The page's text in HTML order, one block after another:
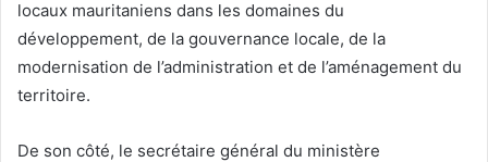
locaux mauritaniens dans les domaines du
développement, de la gouvernance locale, de la
modernisation de l’administration et de l’aménagement du
territoire.
De son côté, le secrétaire général du ministère